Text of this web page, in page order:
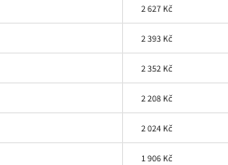
2 627 Kč
2 393 Kč
2 352 Kč
2 208 Kč
2 024 Kč
1 906 Kč